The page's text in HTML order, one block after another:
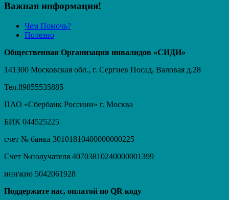
Важная информация!
Чем Помочь?
Полезно
Общественная Организация инвалидов «СИДИ»
141300 Московская обл., г. Сергиев Посад, Валовая д.28
Тел.89855535885
ПАО «Сбербанк Россиии» г. Москва
БИК 044525225
счет № банка 30101810400000000225
Счет №получателя 40703810240000001399
инн\кио 5042061928
Поддержите нас, оплатой по QR коду